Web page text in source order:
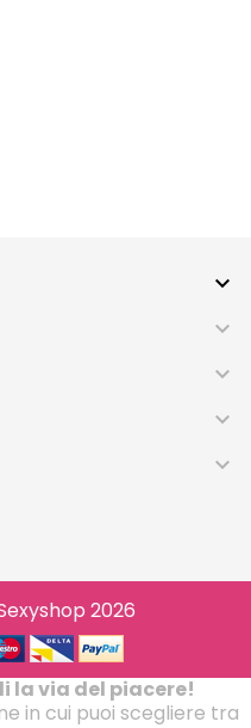





2026
la via del piacere!
in cui puoi scegliere tra